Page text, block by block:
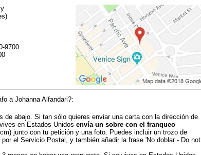
9700
a Johanna Alfandari?:
abajo. Si tan sólo quieres enviar una carta con la dirección de
en Estados Unidos envía un sobre con el franqueo
junto con tu petición y una foto. Puedes incluir un trozo de
el Servicio Postal, y también añadir la frase 'No doblar - Do not